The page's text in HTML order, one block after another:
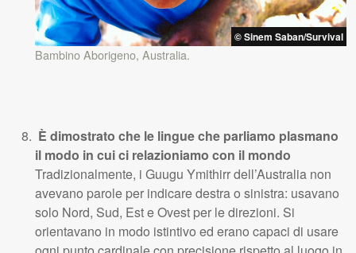
© Sinem Saban/Survival
Bambino Aborigeno, Australia.
È dimostrato che le lingue che parliamo plasmano
il modo in cui ci relazioniamo con il mondo
Tradizionalmente, i Guugu Ymithirr dell’Australia non
avevano parole per indicare destra o sinistra: usavano
solo Nord, Sud, Est e Ovest per le direzioni. Si
orientavano in modo istintivo ed erano capaci di usare